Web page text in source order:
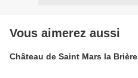
Vous aimerez aussi
Château de Saint Mars la Brière